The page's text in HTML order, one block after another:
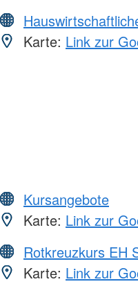
Karte: Link zur
Kursangebote
Karte: Link zur
Rotkreuzkurs EH
Karte: Link zur